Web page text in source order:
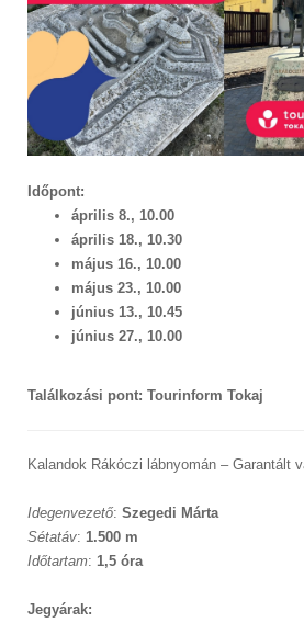
Időpont:
április 8., 10.00
április 18., 10.30
május 16., 10.00
május 23., 10.00
június 13., 10.45
június 27., 10.00
Találkozási pont: Tourinform Tokaj
Kalandok Rákóczi lábnyomán – Garantált
Idegenvezető: Szegedi Márta
Sétatáv: 1.500 m
Időtartam: 1,5 óra
Jegyárak: